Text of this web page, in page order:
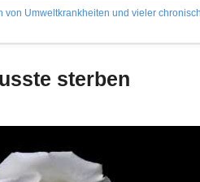
von Umweltkrankheiten und vieler
sterben